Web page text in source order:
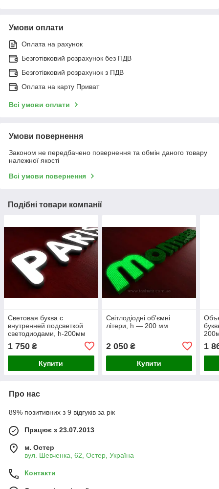
Умови оплати
Оплата на рахунок
Безготівковий розрахунок без ПДВ
Безготівковий розрахунок з ПДВ
Оплата на карту Приват
Всі умови оплати
Умови повернення
Законом не передбачено повернення та обмін даного товару
належної якості
Всі умови повернення
Подібні товари компанії
Световая буква с
внутренней подсветкой
светодиодами, h-200мм
1 750 ₴
Купити
Світлодіодні об'ємні
літери, h — 200 мм
2 050₴
Купити
1
Про нас
89% позитивних з 9 відгуків за рік
Працює з 23.07.2013
м. Остер
вул. Шевченка, 62, Остер, Україна
Контакти